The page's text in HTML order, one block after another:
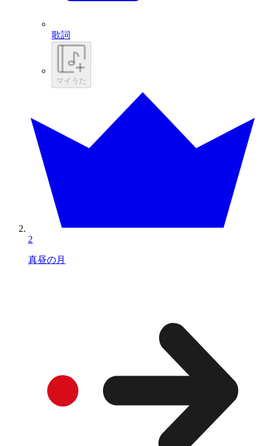
歌詞
マイうた
2
真昼の月